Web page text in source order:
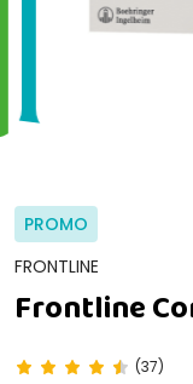
PROMO
FRONTLINE
Frontline
(37)